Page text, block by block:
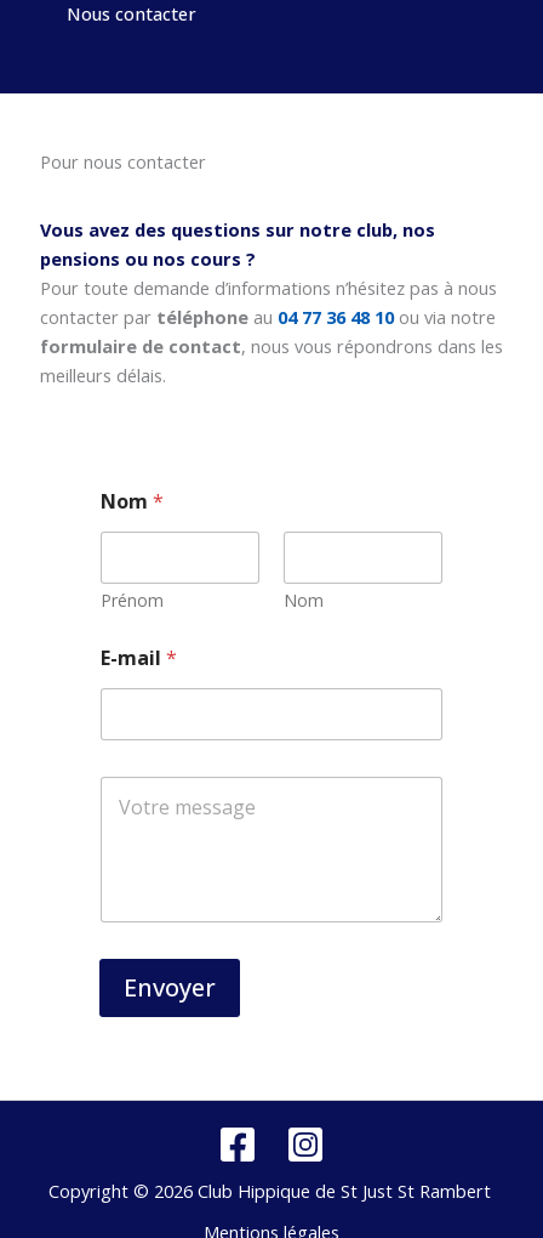
Nous contacter
Pour nous contacter
Vous avez des questions sur notre club, nos
pensions ou nos cours ?
Pour toute demande d’informations n’hésitez pas à nous
contacter par téléphoneau 04 77 36 48 10 ou via notre
formulaire de contact, nous vous répondrons dans les
meilleurs délais.
Nom*
Prénom Nom
E-mail*
Envoyer
Copyright © 2026 Club Hippique de St Just St Rambert
Mentions légales